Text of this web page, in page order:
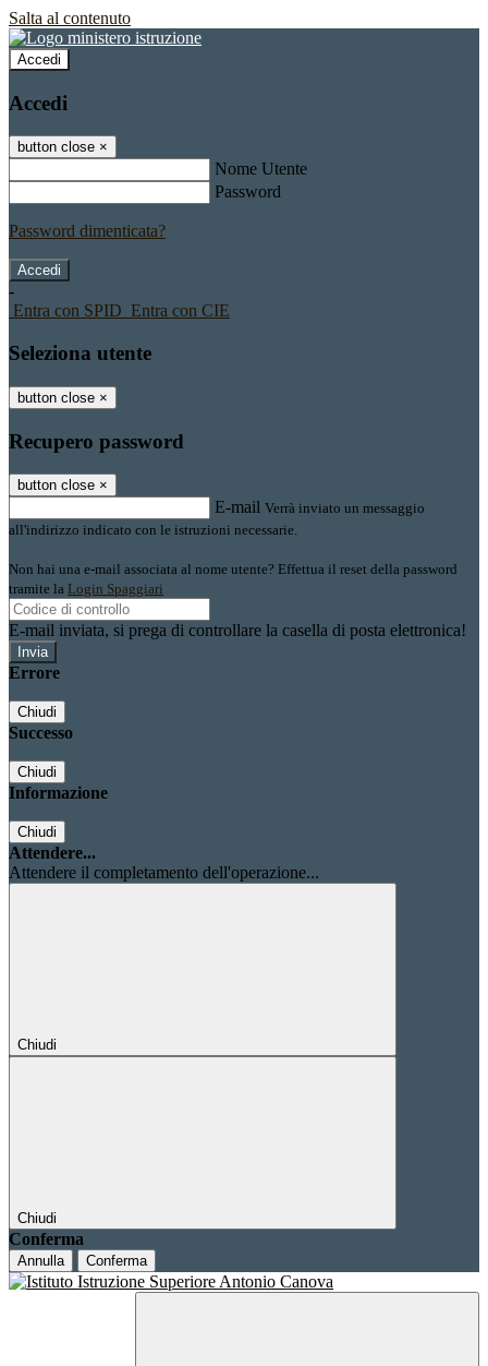
Salta al contenuto
Accedi
Accedi
button close ×
Nome Utente
Password
Password dimenticata?
-
Entra con SPID Entra con CIE
Seleziona utente
button close ×
Recupero password
button close ×
E-mail Verrà inviato un messaggio
all'indirizzo indicato con le istruzioni necessarie.
Non hai una e-mail associata al nome utente? Effettua il reset della password
tramite la Login Spaggiari
E-mail inviata, si prega di controllare la casella di posta elettronica!
Errore
Chiudi
Successo
Chiudi
Informazione
Chiudi
Attendere...
Attendere il completamento dell'operazione...
Chiudi
Chiudi
Conferma
Annulla Conferma